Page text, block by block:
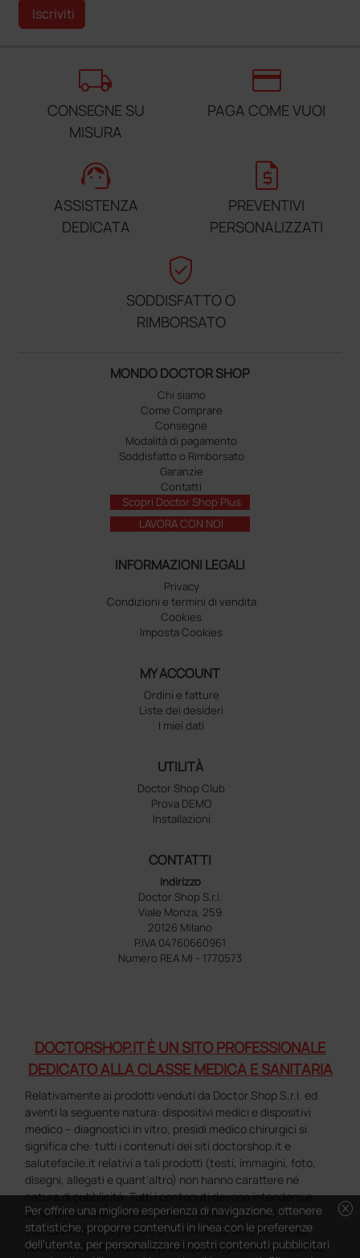
Iscriviti
local_shipping
CONSEGNE SU
MISURA
credit_card
PAGA COME VUOI
support_agent
ASSISTENZA
DEDICATA
request_quote
PREVENTIVI
PERSONALIZZATI
verified_user
SODDISFATTO O
RIMBORSATO
MONDO DOCTOR SHOP
Chi siamo
Come Comprare
Consegne
Modalità di pagamento
Soddisfatto o Rimborsato
Garanzie
Contatti
Scopri Doctor Shop Plus
LAVORA CON NOI
INFORMAZIONI LEGALI
Privacy
Condizioni e termini di vendita
Cookies
Imposta Cookies
MY ACCOUNT
Ordini e fatture
Liste dei desideri
I miei dati
UTILITÀ
Doctor Shop Club
Prova DEMO
Installazioni
CONTATTI
Indirizzo
Doctor Shop S.r.l.
Viale Monza, 259
20126 Milano
P.IVA 04760660961
Numero REA MI - 1770573
DOCTORSHOP.IT È UN SITO PROFESSIONALE
DEDICATO ALLA CLASSE MEDICA E SANITARIA
Relativamente ai prodotti venduti da Doctor Shop S.r.l. ed
aventi la seguente natura: dispositivi medici e dispositivi
medico – diagnostici in vitro, presidi medico chirurgici si
significa che: tutti i contenuti dei siti doctorshop.it e
salutefacile.it relativi a tali prodotti (testi, immagini, foto,
disegni, allegati e quant’altro) non hanno carattere né
natura di pubblicità. Tutti i contenuti devono intendersi e
sono di natura esclusivamente informativa e volti
esclusivamente a portare a conoscenza dei clienti e dei
potenziali clienti in fase di preacquisto i prodotti venduti da
cancel
Per offrire una migliore esperienza di navigazione, ottenere
statistiche, proporre contenuti in linea con le preferenze
dell'utente, per personalizzare i nostri contenuti pubblicitari